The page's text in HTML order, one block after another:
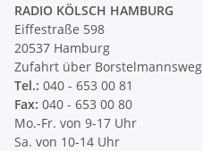
RADIO KÖLSCH HAMBURG
Eiffestraße 598
20537 Hamburg
Zufahrt über Borstelmannsweg
Tel.: 040 - 653 00 81
Fax: 040 - 653 00 80
Mo.-Fr. von 9-17 Uhr
Sa. von 10-14 Uhr